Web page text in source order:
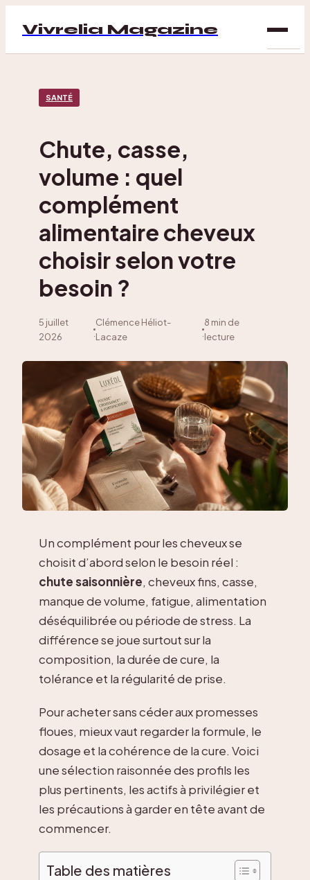
Vivrelia Magazine
SANTÉ
Chute, casse,
volume : quel
complément
alimentaire cheveux
choisir selon votre
besoin ?
5 juillet
2026
·
Clémence Héliot-
Lacaze
·
8 min de
lecture
Un complément pour les cheveux se
choisit d’abord selon le besoin réel :
chute saisonnière, cheveux fins, casse,
manque de volume, fatigue, alimentation
déséquilibrée ou période de stress. La
différence se joue surtout sur la
composition, la durée de cure, la
tolérance et la régularité de prise.
Pour acheter sans céder aux promesses
floues, mieux vaut regarder la formule, le
dosage et la cohérence de la cure. Voici
une sélection raisonnée des profils les
plus pertinents, les actifs à privilégier et
les précautions à garder en tête avant de
commencer.
Table des matières